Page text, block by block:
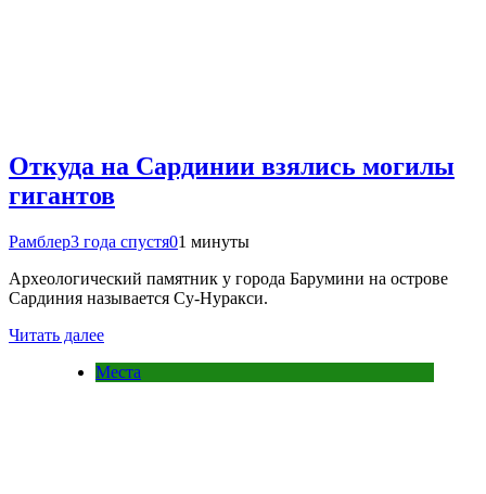
Откуда на Сардинии взялись могилы
гигантов
Рамблер3 года спустя01 минуты
Археологический памятник у города Барумини на острове
Сардиния называется Су-Нуракси.
Читать далее
Места